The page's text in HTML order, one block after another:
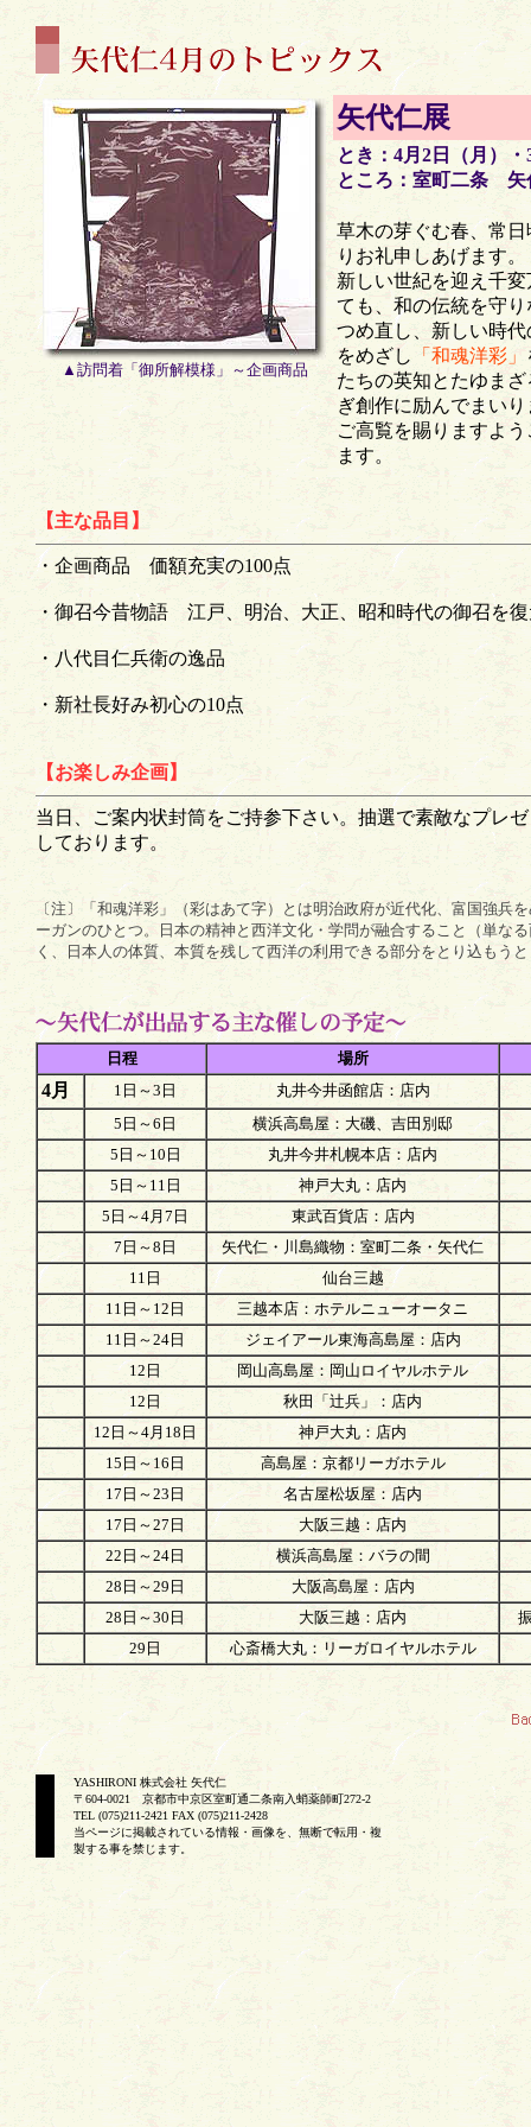
▲訪問着「御所解模様」～企画商品
矢代仁展
とき：4月2日（月）
ところ：室町二条 矢
草木の芽ぐむ春、常
りお礼申しあげます。
新しい世紀を迎え千
ても、和の伝統を守
つめ直し、新しい時
をめざし
「和魂洋彩」
たちの英知とたゆま
ぎ創作に励んでまい
ご高覧を賜りますよ
ます。
【主な品目】
・企画商品 価額充実の100点
・御召今昔物語 江戸、明治、大正、昭和時代の御召を
・八代目仁兵衛の逸品
・新社長好み初心の10点
【お楽しみ企画】
当日、ご案内状封筒をご持参下さい。抽選で素敵なプレ
しております。
〔注〕「和魂洋彩」（彩はあて字）とは明治政府が近代化、富国強兵
ーガンのひとつ。日本の精神と西洋文化・学問が融合すること（単な
く、日本人の体質、本質を残して西洋の利用できる部分をとり込もう
日程 場所
4月 1日～3日
丸井今井函館店：店内
5日～6日
横浜高島屋：大磯、吉田別邸
5日～10日
丸井今井札幌本店：店内
5日～11日
神戸大丸：店内
5日～4月7日
東武百貨店：店内
7日～8日
矢代仁・川島織物：室町二条・矢代仁
11日
仙台三越
11日～12日
三越本店：ホテルニューオータニ
11日～24日
ジェイアール東海高島屋：店内
12日
岡山高島屋：岡山ロイヤルホテル
12日
秋田「辻兵」：店内
12日～4月18日
神戸大丸：店内
15日～16日
高島屋：京都リーガホテル
17日～23日
名古屋松坂屋：店内
17日～27日
大阪三越：店内
22日～24日
横浜高島屋：バラの間
28日～29日
大阪高島屋：店内
28日～30日
大阪三越：店内
29日
心斎橋大丸：リーガロイヤルホテル
YASHIRONI 株式会社 矢代仁
〒604-0021 京都市中京区室町通二条南入蛸薬師町272-2
TEL (075)211-2421 FAX (075)211-2428
当ページに掲載されている情報・画像を、無断で転用・複
製する事を禁じます。